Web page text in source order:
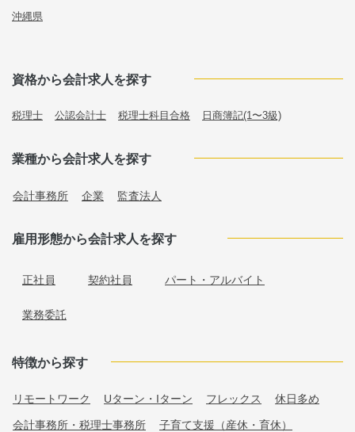
沖縄県
資格から会計求人を探す
税理士 公認会計士 税理士科目合格 日商簿記(1〜3級)
業種から会計求人を探す
会計事務所 企業 監査法人
雇用形態から会計求人を探す
正社員 契約社員 パート・アルバイト
業務委託
特徴から探す
リモートワーク Uターン・Iターン フレックス 休日多め
会計事務所・税理士事務所 子育て支援（産休・育休）